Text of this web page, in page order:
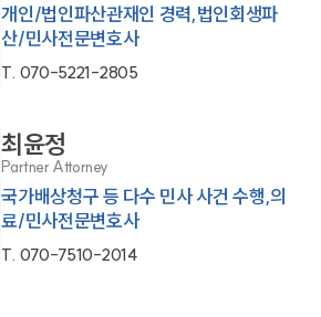
개인/법인파산관재인 경력,법인회생파
산/민사전문변호사
T. 070-5221-2805
최윤정
Partner Attorney
국가배상청구 등 다수 민사 사건 수행,의
료/민사전문변호사
T. 070-7510-2014